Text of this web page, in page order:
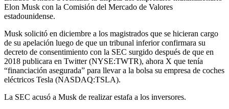
Elon Musk con la Comisión del Mercado de Valores
estadounidense.
Musk solicitó en diciembre a los magistrados que se hicieran cargo
de su apelación luego de que un tribunal inferior confirmara su
decreto de consentimiento con la SEC surgido después de que en
2018 publicara en Twitter (NYSE:TWTR), ahora X que tenía
“financiación asegurada” para llevar a la bolsa su empresa de coches
eléctricos Tesla (NASDAQ:TSLA).
La SEC acusó a Musk de realizar estafa a los inversores.